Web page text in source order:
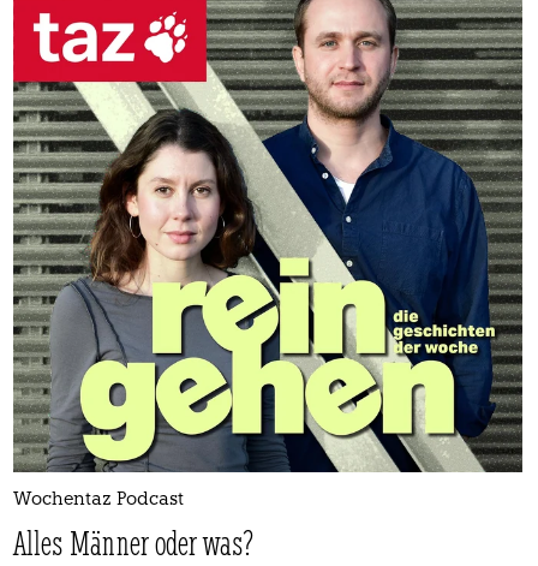
Wochentaz Podcast
Alles Männer oder was?